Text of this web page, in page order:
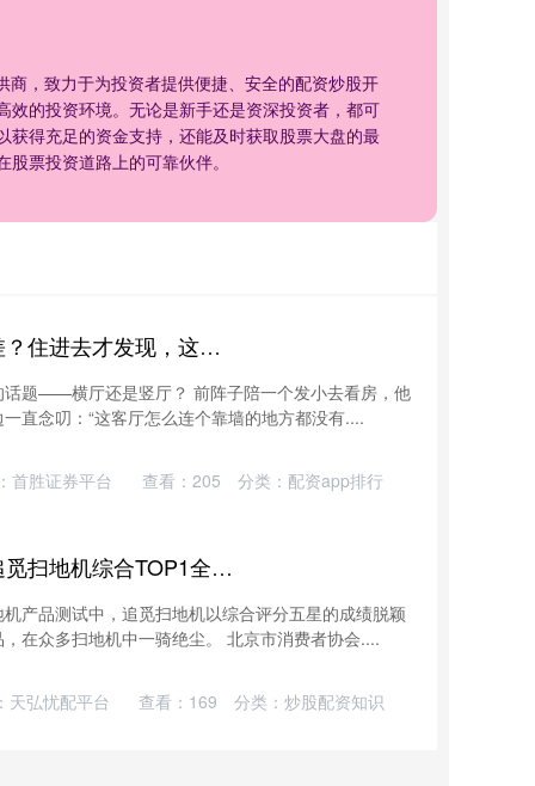
，致力于为投资者提供便捷、安全的配资炒股开
的投资环境。无论是新手还是资深投资者，都可
得充足的资金支持，还能及时获取股票大盘的最
票投资道路上的可靠伙伴。
牛途网 横厅动静不分离隐私差？住进去才发现，这些缺点根本不算事
话题——横厅还是竖厅？ 前阵子陪一个发小去看房，他
直念叨：“这客厅怎么连个靠墙的地方都没有....
首胜证券平台 查看： 205 分类： 配资app排行
牛途网 北京消协评测出炉：追觅扫地机综合TOP1全面领先
产品测试中，追觅扫地机以综合评分五星的成绩脱颖
在众多扫地机中一骑绝尘。 北京市消费者协会....
天弘忧配平台 查看： 169 分类： 炒股配资知识